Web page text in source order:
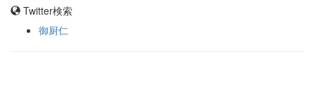
Twitter検索
御厨仁